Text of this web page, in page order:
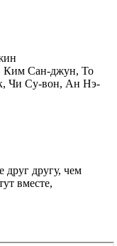
Ким Сан-джун, То
Чи Су-вон, Ан Нэ-
друг другу, чем
вместе,